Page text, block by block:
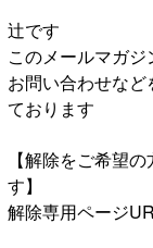
辻です
このメールマガ
お問い合わせな
ております
【解除をご希望
す】
解除専用ページ